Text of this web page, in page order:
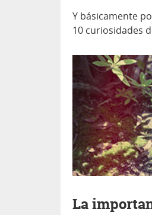
Y básicamente
10 curiosidades
La